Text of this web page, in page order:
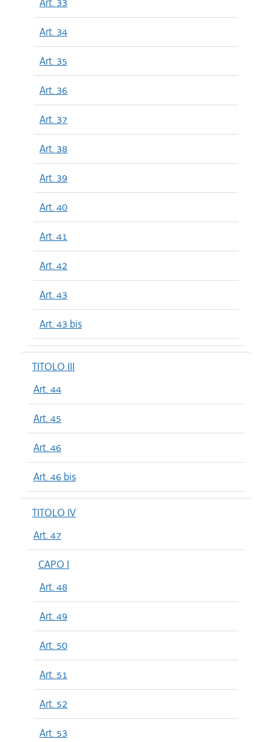
Art. 34
Art. 35
Art. 36
Art. 37
Art. 38
Art. 39
Art. 40
Art. 41
Art. 42
Art. 43
Art. 43 bis
TITOLO III
Art. 44
Art. 45
Art. 46
Art. 46 bis
TITOLO IV
Art. 47
CAPO I
Art. 48
Art. 49
Art. 50
Art. 51
Art. 52
Art. 53